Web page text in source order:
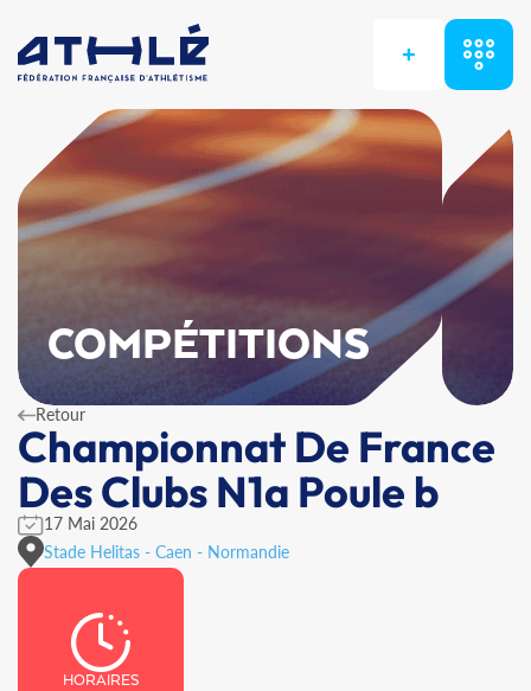
+
COMPÉTITIONS
Retour
Championnat De France
Des Clubs N1a Poule b
17 Mai 2026
Stade Helitas - Caen - Normandie
HORAIRES